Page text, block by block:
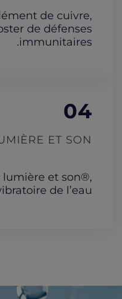
de cuivre,
de défenses
immunitaires.
04
ET SON®
et son®,
de l’eau.